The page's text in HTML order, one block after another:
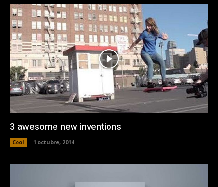
3 awesome new inventions
Cool 1 octubre, 2014